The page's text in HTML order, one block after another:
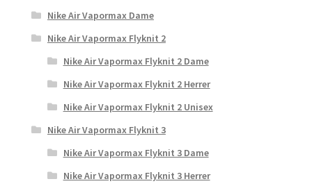
Nike Air Vapormax Dame
Nike Air Vapormax Flyknit 2
Nike Air Vapormax Flyknit 2 Dame
Nike Air Vapormax Flyknit 2 Herrer
Nike Air Vapormax Flyknit 2 Unisex
Nike Air Vapormax Flyknit 3
Nike Air Vapormax Flyknit 3 Dame
Nike Air Vapormax Flyknit 3 Herrer